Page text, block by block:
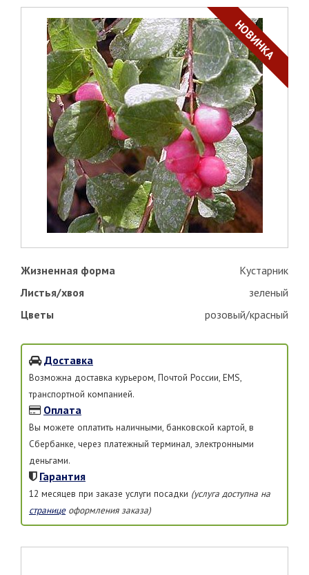
НОВИНКА
Жизненная форма
Кустарник
Листья/хвоя
зеленый
Цветы
розовый/красный
Доставка
Возможна доставка курьером, Почтой России, EMS,
транспортной компанией.
Оплата
Вы можете оплатить наличными, банковской картой, в
Сбербанке, через платежный терминал, электронными
деньгами.
Гарантия
12 месяцев при заказе услуги посадки (услуга доступна на
страницеоформления заказа)